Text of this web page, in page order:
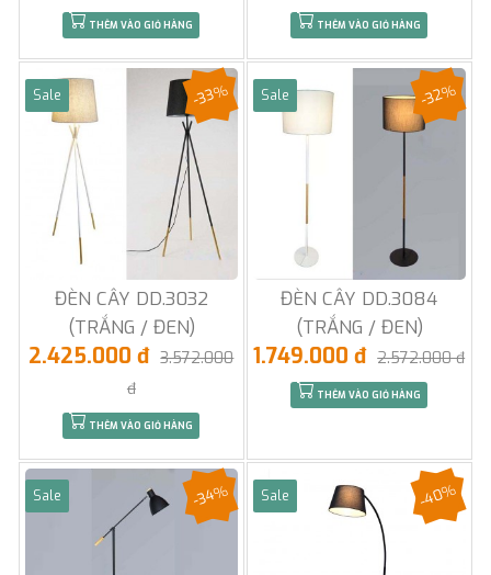
THÊM VÀO GIỎ HÀNG THÊM VÀO GIỎ HÀNG
Sale
ĐÈN CÂY DD.3032
(TRẮNG / ĐEN)
-33%
2.425.000 đ 3.572.000
đ
THÊM VÀO GIỎ HÀNG
Sale
ĐÈN CÂY DD.3084
(TRẮNG / ĐEN)
-32%
1.749.000 đ 2.572.000 đ
THÊM VÀO GIỎ HÀNG
Sale -34% Sale -40%